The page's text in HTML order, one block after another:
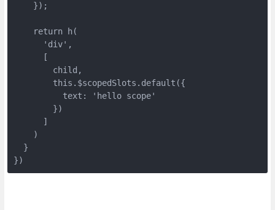
    });
    return h(
      'div',
      [
        child,
        this.$scopedSlots.default({
          text: 'hello scope'
        })
      ]
    )
  }
})